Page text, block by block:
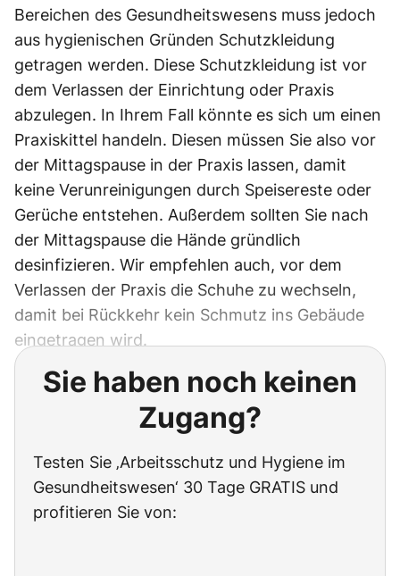
Bereichen des Gesundheitswesens muss jedoch
aus hygienischen Gründen Schutzkleidung
getragen werden. Diese Schutzkleidung ist vor
dem Verlassen der Einrichtung oder Praxis
abzulegen. In Ihrem Fall könnte es sich um einen
Praxiskittel handeln. Diesen müssen Sie also vor
der Mittagspause in der Praxis lassen, damit
keine Verunreinigungen durch Speisereste oder
Gerüche entstehen. Außerdem sollten Sie nach
der Mittagspause die Hände gründlich
desinfizieren. Wir empfehlen auch, vor dem
Verlassen der Praxis die Schuhe zu wechseln,
damit bei Rückkehr kein Schmutz ins Gebäude
eingetragen wird.
Sie haben noch keinen
Zugang?
Testen Sie ‚Arbeitsschutz und Hygiene im
Gesundheitswesen‘ 30 Tage GRATIS und
profitieren Sie von: